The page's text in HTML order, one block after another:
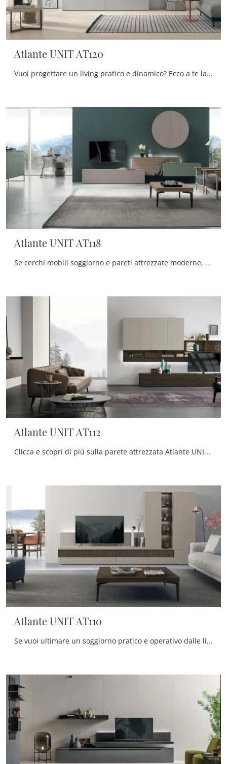
Atlante UNIT AT120
Vuoi progettare un living pratico e dinamico? Ecco a te la parete attrezzata Atlante UNIT AT120 Tomasella dalle linee decise moderne.
Atlante UNIT AT118
Se cerchi mobili soggiorno e pareti attrezzate moderne, prediligi il modello Atlante UNIT AT118 di Tomasella: clicca e scopri di più!
Atlante UNIT AT112
Clicca e scopri di più sulla parete attrezzata Atlante UNIT AT112 dell'azienda Tomasella: è la soluzione dalle linee moderne perfetta per te.
Atlante UNIT AT110
Se vuoi ultimare un soggiorno pratico e operativo dalle linee moderne, ecco a te la parete attrezzata Atlante UNIT AT110 Tomasella.